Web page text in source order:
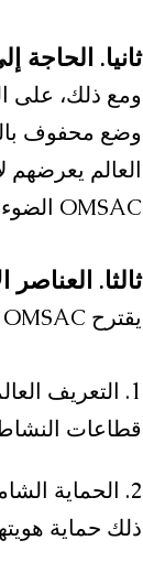
ثانيا.
ومع ذلك، على
وضع محفوف
العالم يعرضهم
OMSAC الضوء على الحاجة الملحة لقانون دولي موحد لحماية هؤلاء الأفراد الشجعان.
ثالثا.
يقترح OMSAC العناصر الأساسية التالية لقانون دولي لحماية المبلغين عن المخالفات:
1. التعريف
قطاعات
2. الحماية
ذلك حماية